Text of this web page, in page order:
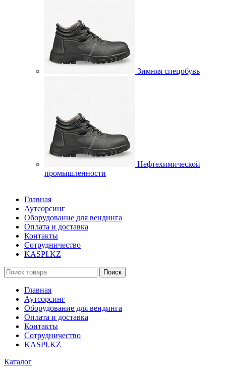
Зимняя спецобувь
Нефтехимической
промышленности
Главная
Аутсорсинг
Оборудование для вендинга
Оплата и доставка
Контакты
Сотрудничество
KASPI.KZ
Поиск
Главная
Аутсорсинг
Оборудование для вендинга
Оплата и доставка
Контакты
Сотрудничество
KASPI.KZ
Каталог